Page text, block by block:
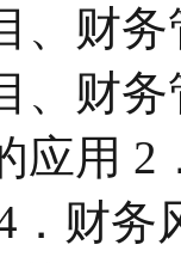
、财
、财
应用 2
．财务